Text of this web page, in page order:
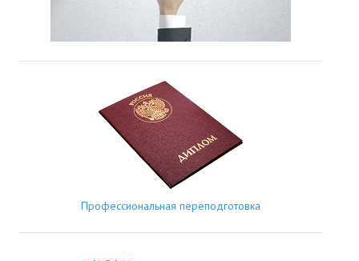
Профессиональная переподготовка